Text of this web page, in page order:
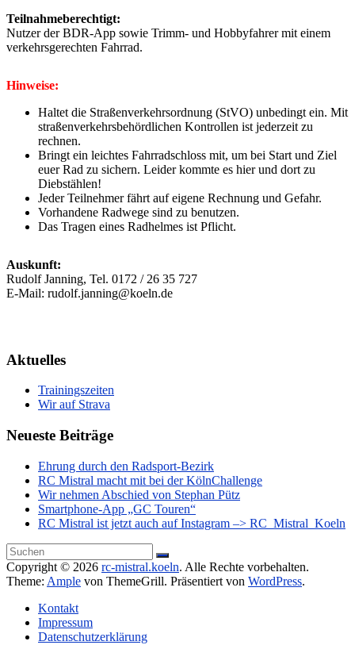
Teilnahmeberechtigt:
Nutzer der BDR-App sowie Trimm- und Hobbyfahrer mit einem
verkehrsgerechten Fahrrad.
Hinweise:
Haltet die Straßenverkehrsordnung (StVO) unbedingt ein. Mit
straßenverkehrsbehördlichen Kontrollen ist jederzeit zu
rechnen.
Bringt ein leichtes Fahrradschloss mit, um bei Start und Ziel
euer Rad zu sichern. Leider kommte es hier und dort zu
Diebstählen!
Jeder Teilnehmer fährt auf eigene Rechnung und Gefahr.
Vorhandene Radwege sind zu benutzen.
Das Tragen eines Radhelmes ist Pflicht.
Auskunft:
Rudolf Janning, Tel. 0172 / 26 35 727
E-Mail: rudolf.janning@koeln.de
Aktuelles
Trainingszeiten
Wir auf Strava
Neueste Beiträge
Ehrung durch den Radsport-Bezirk
RC Mistral macht mit bei der KölnChallenge
Wir nehmen Abschied von Stephan Pütz
Smartphone-App „GC Touren“
RC Mistral ist jetzt auch auf Instagram –> RC_Mistral_Koeln
Copyright © 2026 rc-mistral.koeln. Alle Rechte vorbehalten.
Theme: Ample von ThemeGrill. Präsentiert von WordPress.
Kontakt
Impressum
Datenschutzerklärung